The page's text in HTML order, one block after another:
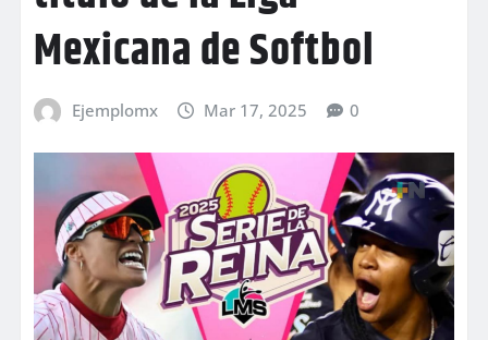
Mexicana de Softbol
Ejemplomx Mar 17, 2025 0